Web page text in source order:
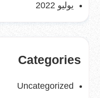
يوليو 2022
Categories
Uncategorized